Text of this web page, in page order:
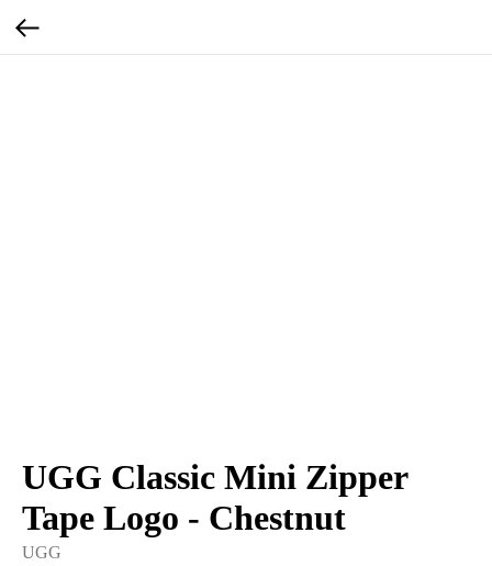
UGG Classic Mini Zipper
Tape Logo - Chestnut
UGG